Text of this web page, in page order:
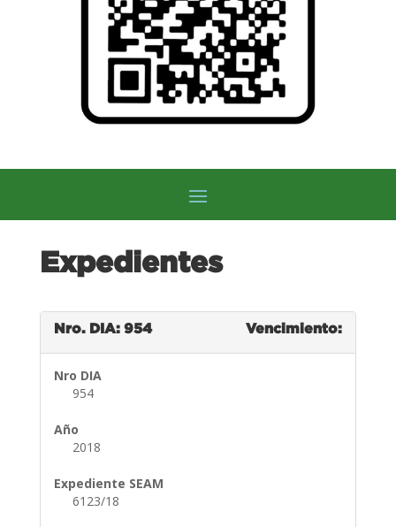
Expedientes
Nro. DIA: 954 Vencimiento:
Nro DIA
954
Año
2018
Expediente SEAM
6123/18